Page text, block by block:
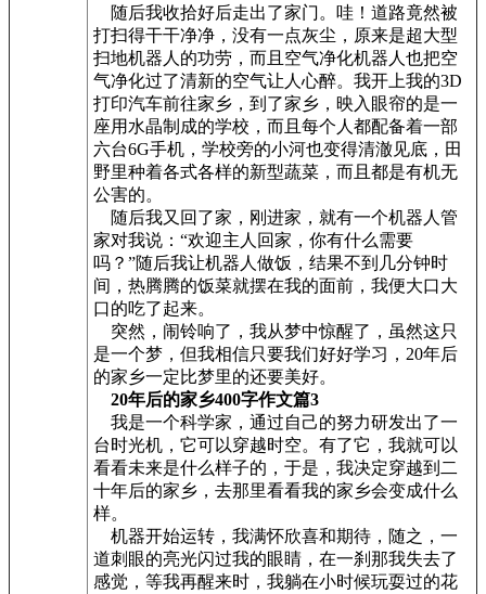
随后我收拾好后走出了家门。哇！道路竟然被
打扫得干干净净，没有一点灰尘，原来是超大型
扫地机器人的功劳，而且空气净化机器人也把空
气净化过了清新的空气让人心醉。我开上我的3D
打印汽车前往家乡，到了家乡，映入眼帘的是一
座用水晶制成的学校，而且每个人都配备着一部
六台6G手机，学校旁的小河也变得清澈见底，田
野里种着各式各样的新型蔬菜，而且都是有机无
公害的。
随后我又回了家，刚进家，就有一个机器人管
家对我说：“欢迎主人回家，你有什么需要
吗？”随后我让机器人做饭，结果不到几分钟时
间，热腾腾的饭菜就摆在我的面前，我便大口大
口的吃了起来。
突然，闹铃响了，我从梦中惊醒了，虽然这只
是一个梦，但我相信只要我们好好学习，20年后
的家乡一定比梦里的还要美好。
20年后的家乡400字作文篇3
我是一个科学家，通过自己的努力研发出了一
台时光机，它可以穿越时空。有了它，我就可以
看看未来是什么样子的，于是，我决定穿越到二
十年后的家乡，去那里看看我的家乡会变成什么
样。
机器开始运转，我满怀欣喜和期待，随之，一
道刺眼的亮光闪过我的眼睛，在一刹那我失去了
感觉，等我再醒来时，我躺在小时候玩耍过的花